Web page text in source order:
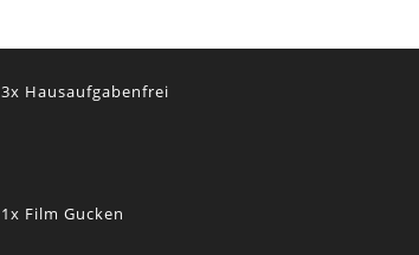
3x Hausaufgabenfrei
1x Film Gucken